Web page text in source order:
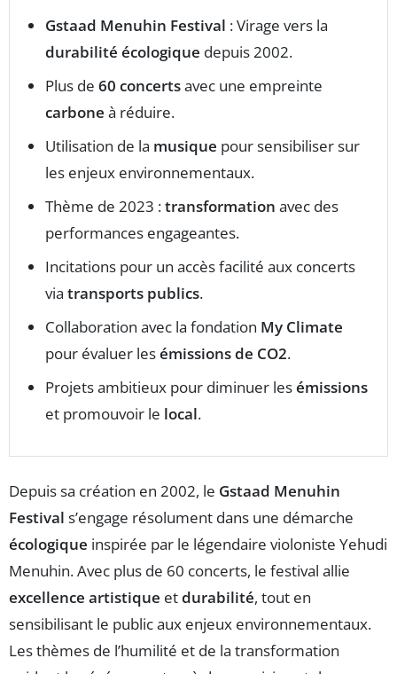
Gstaad Menuhin Festival : Virage vers la
durabilité écologique depuis 2002.
Plus de 60 concertsavec une empreinte
carbone à réduire.
Utilisation de la musique pour sensibiliser sur
les enjeux environnementaux.
Thème de 2023 :transformation avec des
performances engageantes.
Incitations pour un accès facilité aux concerts
via transports publics.
Collaboration avec la fondation My Climate
pour évaluer lesémissions de CO2.
Projets ambitieux pour diminuer lesémissions
et promouvoir le local.
Depuis sa création en 2002, le Gstaad Menuhin
Festival s’engage résolument dans une démarche
écologique inspirée par le légendaire violoniste Yehudi
Menuhin. Avec plus de 60 concerts, le festival allie
excellence artistique etdurabilité, tout en
sensibilisant le public aux enjeux environnementaux.
Les thèmes de l’humilité et de la transformation